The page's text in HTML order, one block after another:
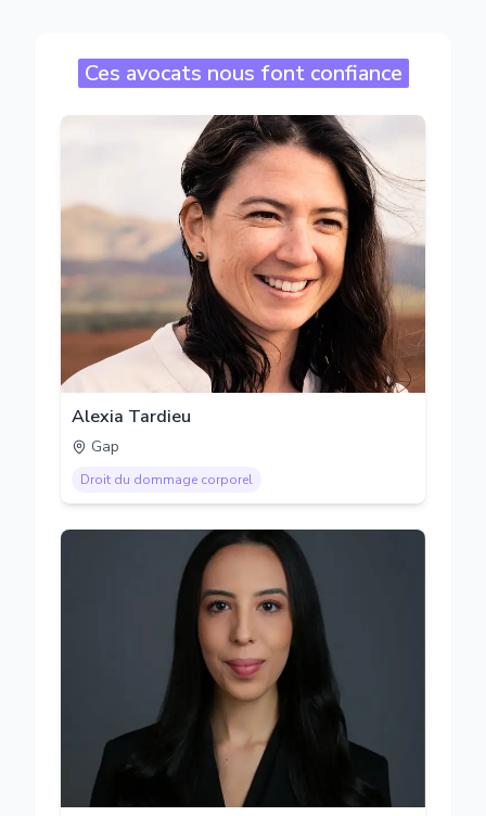
Ces avocats nous font confiance
Alexia Tardieu
Gap
Droit du dommage corporel